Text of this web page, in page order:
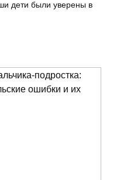
дети были уверены в